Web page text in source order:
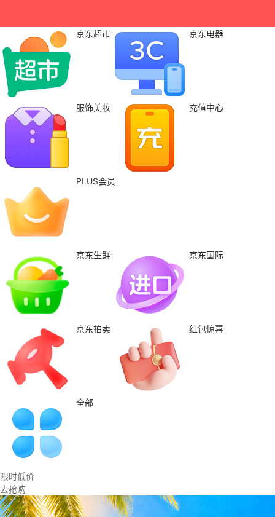
京东超市 京东电器
服饰美妆 充值中心
PLUS会员
京东生鲜 京东国际
京东拍卖 红包惊喜
全部
限时低价
去抢购